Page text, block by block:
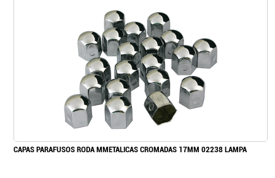
CAPAS PARAFUSOS RODA MMETALICAS CROMADAS 17MM 02238 LAMPA